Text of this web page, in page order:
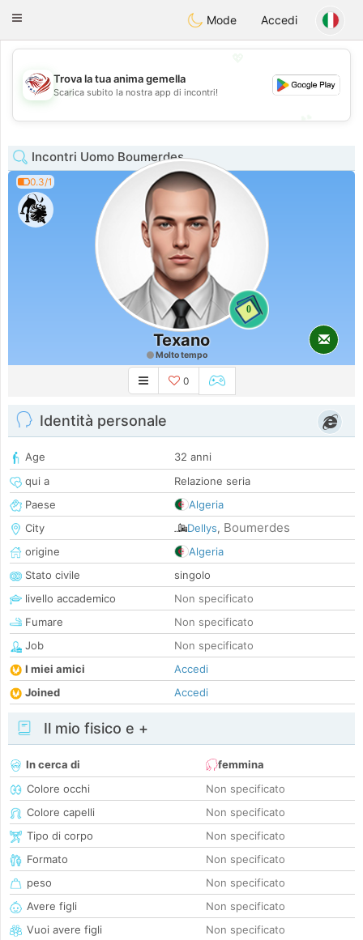
StatesDating
Toggle
Mode Accedi
💖
💕
Trova la tua anima gemella
Scarica subito la nostra app di incontri!
Incontri Uomo Boumerdes
0.3/1
0
Texano
Molto tempo
0
Identità personale
Age
32 anni
qui a
Relazione seria
Paese
Algeria
City
Dellys, Boumerdes
origine
Algeria
Stato civile
singolo
livello accademico
Non specificato
Fumare
Non specificato
Job
Non specificato
I miei amici
Accedi
Joined
Accedi
Il mio fisico e +
In cerca di
femmina
Colore occhi
Non specificato
Colore capelli
Non specificato
Tipo di corpo
Non specificato
Formato
Non specificato
peso
Non specificato
Avere figli
Non specificato
Vuoi avere figli
Non specificato